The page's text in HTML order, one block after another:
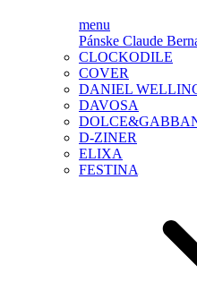
menu
Pánske Claude
CLOCKODILE
COVER
DANIEL
DAVOSA
D-ZINER
ELIXA
FESTINA